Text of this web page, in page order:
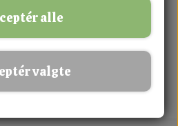
alle
valgte